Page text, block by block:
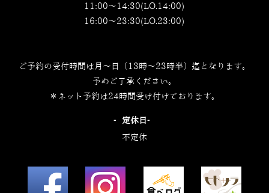
11:00～14:30(LO.14:00)
16:00～23:30(LO.23:00)
ご予約の受付時間は月～日（13時～23時半）迄となります。
予めご了承ください。
＊ネット予約は24時間受け付けております。
‐定休日‐
不定休